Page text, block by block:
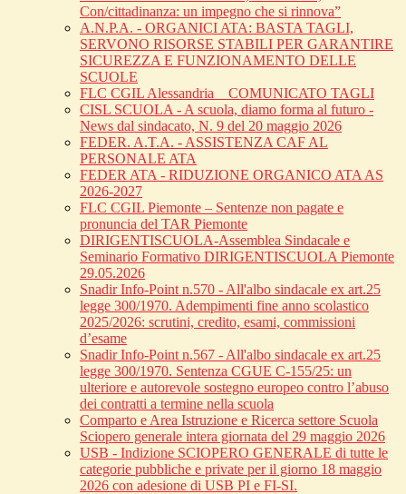
Con/cittadinanza: un impegno che si rinnova”
A.N.P.A. - ORGANICI ATA: BASTA TAGLI,
SERVONO RISORSE STABILI PER GARANTIRE
SICUREZZA E FUNZIONAMENTO DELLE
SCUOLE
FLC CGIL Alessandria _ COMUNICATO TAGLI
CISL SCUOLA - A scuola, diamo forma al futuro -
News dal sindacato, N. 9 del 20 maggio 2026
FEDER. A.T.A. - ASSISTENZA CAF AL
PERSONALE ATA
FEDER ATA - RIDUZIONE ORGANICO ATA AS
2026-2027
FLC CGIL Piemonte – Sentenze non pagate e
pronuncia del TAR Piemonte
DIRIGENTISCUOLA-Assemblea Sindacale e
Seminario Formativo DIRIGENTISCUOLA Piemonte
29.05.2026
Snadir Info-Point n.570 - All'albo sindacale ex art.25
legge 300/1970. Adempimenti fine anno scolastico
2025/2026: scrutini, credito, esami, commissioni
d’esame
Snadir Info-Point n.567 - All'albo sindacale ex art.25
legge 300/1970. Sentenza CGUE C‑155/25: un
ulteriore e autorevole sostegno europeo contro l’abuso
dei contratti a termine nella scuola
Comparto e Area Istruzione e Ricerca settore Scuola
Sciopero generale intera giornata del 29 maggio 2026
USB - Indizione SCIOPERO GENERALE di tutte le
categorie pubbliche e private per il giorno 18 maggio
2026 con adesione di USB PI e FI-SI.